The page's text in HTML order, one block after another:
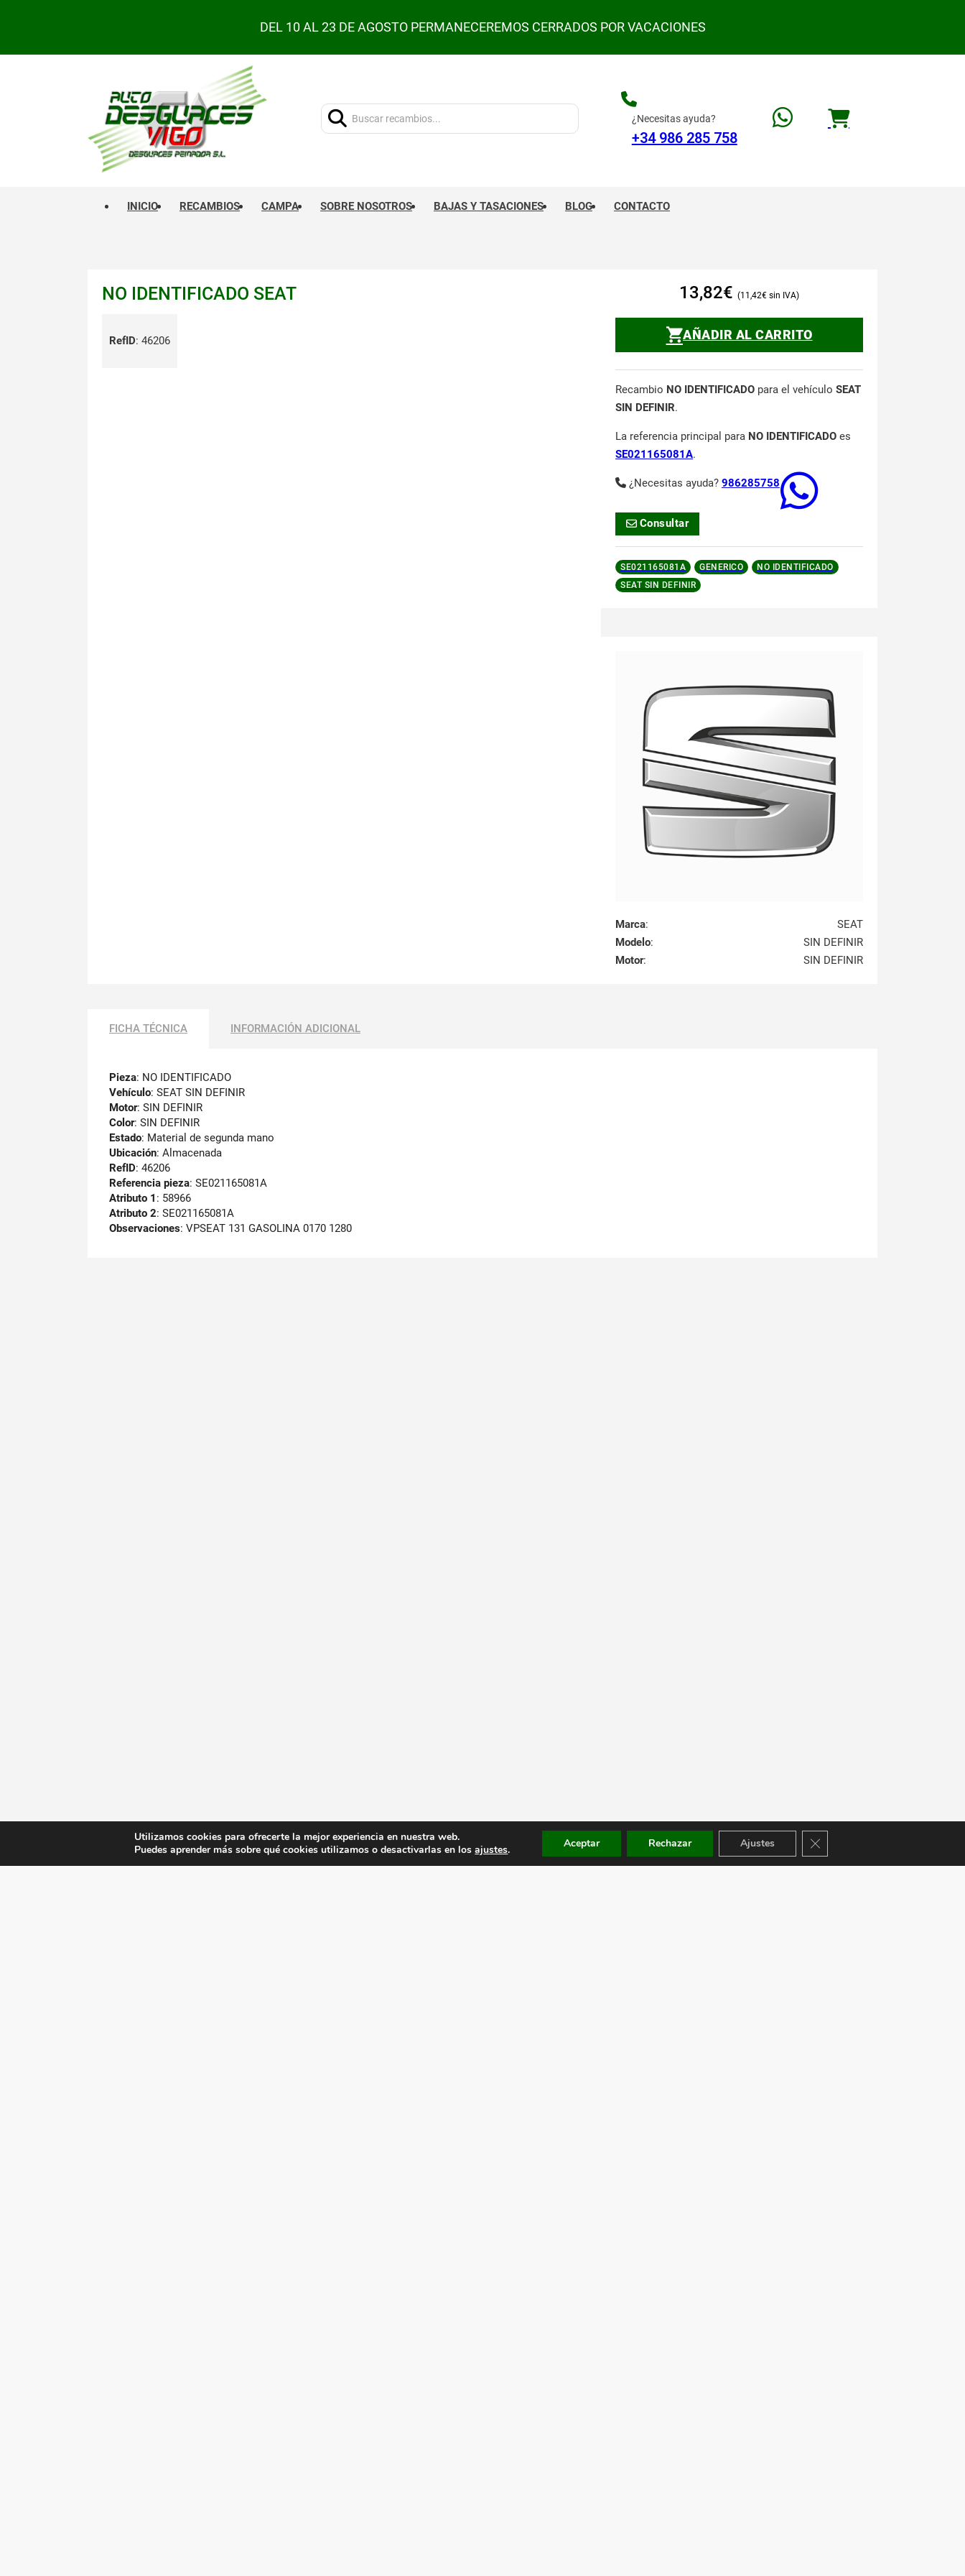
DEL 10 AL 23 DE AGOSTO PERMANECEREMOS CERRADOS POR VACACIONES
Buscar:
¿Necesitas ayuda?
+34 986 285 758
INICIO RECAMBIOS CAMPA SOBRE NOSOTROS BAJAS Y TASACIONES BLOG CONTACTO
NO IDENTIFICADO SEAT
RefID: 46206
13,82€ 11,42€
AÑADIR AL CARRITO
Recambio NO IDENTIFICADO para el vehículo SEAT
SIN DEFINIR.
La referencia principal para NO IDENTIFICADO es
SE021165081A.
¿Necesitas ayuda? 986285758
Consultar
SE021165081A GENERICO
NO IDENTIFICADO
SEAT SIN DEFINIR
Marca:
SEAT
Modelo:
SIN DEFINIR
Motor: SIN DEFINIR
FICHA TÉCNICA INFORMACIÓN ADICIONAL
Pieza: NO IDENTIFICADO
Vehículo: SEAT SIN DEFINIR
Motor: SIN DEFINIR
Color: SIN DEFINIR
Estado: Material de segunda mano
Ubicación: Almacenada
RefID: 46206
Referencia pieza: SE021165081A
Atributo 1 : 58966
Atributo 2: SE021165081A
Observaciones: VPSEAT 131 GASOLINA 0170 1280
Utilizamos cookies para ofrecerte la mejor experiencia en nuestra web.
Puedes aprender más sobre qué cookies utilizamos o desactivarlas en losajustes. Aceptar Rechazar Ajustes Cerrar el banner de cookies RGPD